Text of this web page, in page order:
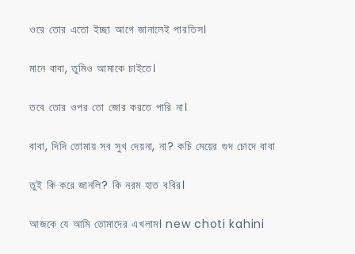
ওরে তোর এতো ইচ্ছা আগে জানালেই পারতিস।
মানে বাবা, তুমিও আমাকে চাইতে।
তবে তোর ওপর তো জোর করতে পারি না।
বাবা, দিদি তোমায় সব সুখ দেয়না, না? কচি মেয়ের গুদ চোদে বাবা
তুই কি করে জানলি? কি নরম হাত ববির।
আজকে যে আমি তোমাদের এখলাম। new choti kahini